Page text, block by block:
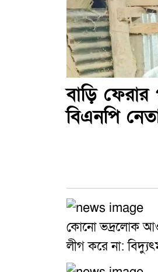
বাড়ি ফেরার
বিএনপি
কোনো ভদ্রলোক
লীগ করে না: